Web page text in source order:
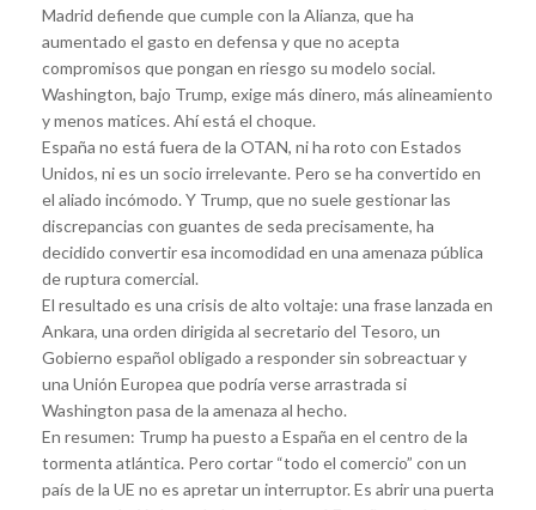
Madrid defiende que cumple con la Alianza, que ha
aumentado el gasto en defensa y que no acepta
compromisos que pongan en riesgo su modelo social.
Washington, bajo Trump, exige más dinero, más alineamiento
y menos matices. Ahí está el choque.
España no está fuera de la OTAN, ni ha roto con Estados
Unidos, ni es un socio irrelevante. Pero se ha convertido en
el aliado incómodo. Y Trump, que no suele gestionar las
discrepancias con guantes de seda precisamente, ha
decidido convertir esa incomodidad en una amenaza pública
de ruptura comercial.
El resultado es una crisis de alto voltaje: una frase lanzada en
Ankara, una orden dirigida al secretario del Tesoro, un
Gobierno español obligado a responder sin sobreactuar y
una Unión Europea que podría verse arrastrada si
Washington pasa de la amenaza al hecho.
En resumen: Trump ha puesto a España en el centro de la
tormenta atlántica. Pero cortar “todo el comercio” con un
país de la UE no es apretar un interruptor. Es abrir una puerta